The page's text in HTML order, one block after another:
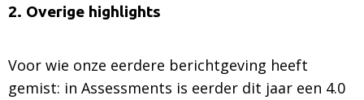
2. Overige highlights
Voor wie onze eerdere berichtgeving heeft
gemist: in Assessments is eerder dit jaar een 4.0